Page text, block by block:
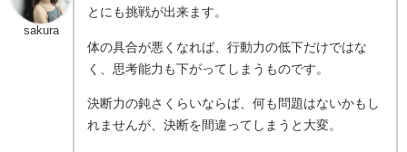
sakura
とにも挑戦が出来ます。
体の具合が悪くなれば、行動力の低下だけではな
く、思考能力も下がってしまうものです。
決断力の鈍さくらいならば、何も問題はないかもし
れませんが、決断を間違ってしまうと大変。